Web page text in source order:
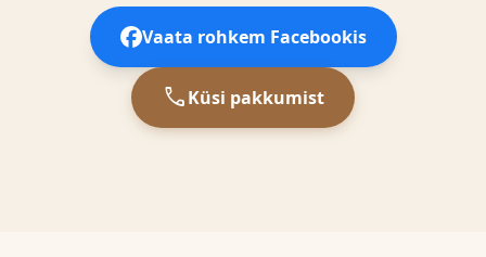
Vaata rohkem Facebookis
callKüsi pakkumist